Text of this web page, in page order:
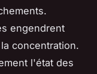
engendrent
concentration.
l'état des